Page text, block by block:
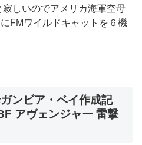
しいのでアメリカ海軍空母
FMワイルドキャットを６機
ンビア・ベイ作成記
アヴェンジャー 雷撃